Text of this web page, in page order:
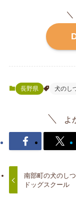
長野県 犬のし
よ
南部町の犬のしつ
ドッグスクール